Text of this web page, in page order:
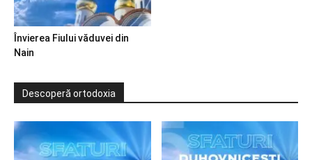
Învierea Fiului văduvei din
Nain
Descoperă ortodoxia